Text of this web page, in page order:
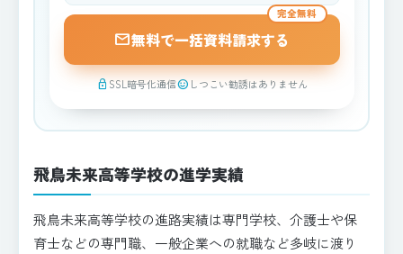
完全無料
mail無料で一括資料請求する
lock SSL暗号化通信sentiment_satisfied しつこい勧誘はありません
飛鳥未来高等学校の進学実績
飛鳥未来高等学校の進路実績は専門学校、介護士や保
育士などの専門職、一般企業への就職など多岐に渡り